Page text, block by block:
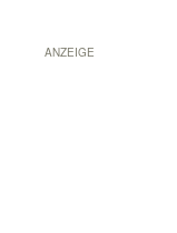
ANZEIGE